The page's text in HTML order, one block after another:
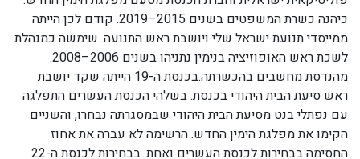
כיהנה כשרת המשפטים בשנים 2015–2019. קודם לכן הייתה
ממייסדי תנועת ישראל שלי ויושבת ראש התנועה. שימשה כמנהלת
לשכת ראש האופוזיציה בנימין נתניהו בשנים 2006–2008.
מהנדסת מחשבים בהכשרתה.בכנסת ה-19 הייתה שקד יושבת
ראש סיעת הבית היהודי בכנסת. בשלהי הכנסת העשרים התפלגה
עם נפתלי בנט מסיעת הבית היהודי שבמסגרתה נבחרו, והשניים
הקימו את מפלגת הימין החדש. הרשימה לא עברה את אחוז
החסימה בבחירות לכנסת העשרים ואחת. בבחירות לכנסת ה-22